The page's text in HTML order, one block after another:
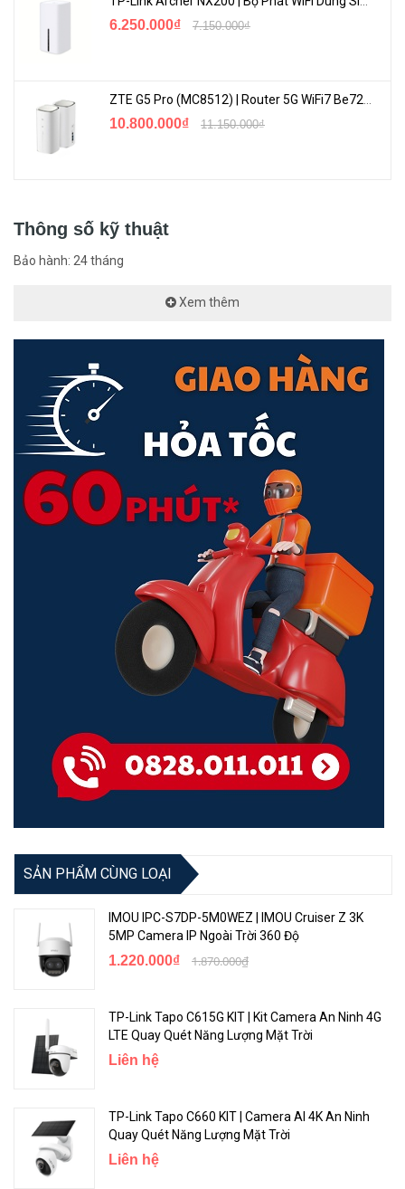
hồng ngoại, giúp bạn có thể lựa chọn dạng lưu hình ảnh mà mình
Tích Hợp Đàm Thoại 2 Chiều
Bạn có thể sử dụng tính năng đàm thoại củaCamera Imou IPC-
Imou Life.
<Hotline: 0828.011.011 - (028)7300.2021 - VoHoang.vn>
6.250.000₫ 7.150.000₫
10.800.000₫ 11.150.000₫
Thông số kỹ thuật
Bảo hành: 24 tháng
Xem thêm
SẢN PHẨM CÙNG LOẠI
IMOU IPC-S7DP-5M0WEZ | IMOU Cruiser Z 3K
5MP Camera IP Ngoài Trời 360 Độ
1.220.000₫ 1.870.000₫
TP-Link Tapo C615G KIT | Kit Camera An Ninh 4G
LTE Quay Quét Năng Lượng Mặt Trời
Liên hệ
TP-Link Tapo C660 KIT | Camera AI 4K An Ninh
Quay Quét Năng Lượng Mặt Trời
Liên hệ